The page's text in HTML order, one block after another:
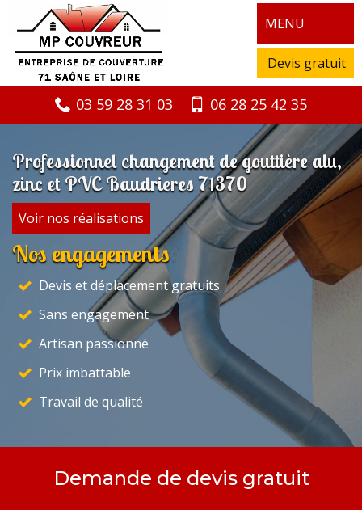
MENU
Devis gratuit
03 59 28 31 03 06 28 25 42 35
Professionnel changement de gouttière alu,
zinc et PVC Baudrieres 71370
Voir nos réalisations
Nos engagements
Devis et déplacement gratuits
Sans engagement
Artisan passionné
Prix imbattable
Travail de qualité
Demande de devis gratuit